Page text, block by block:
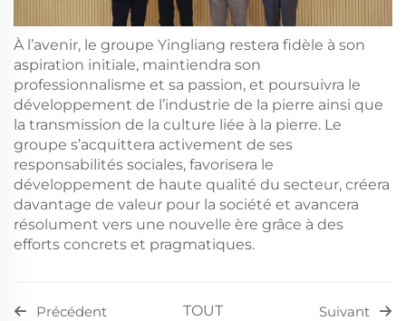
À l’avenir, le groupe Yingliang restera fidèle à son
aspiration initiale, maintiendra son
professionnalisme et sa passion, et poursuivra le
développement de l’industrie de la pierre ainsi que
la transmission de la culture liée à la pierre. Le
groupe s’acquittera activement de ses
responsabilités sociales, favorisera le
développement de haute qualité du secteur, créera
davantage de valeur pour la société et avancera
résolument vers une nouvelle ère grâce à des
efforts concrets et pragmatiques.
Précédent TOUT Suivant